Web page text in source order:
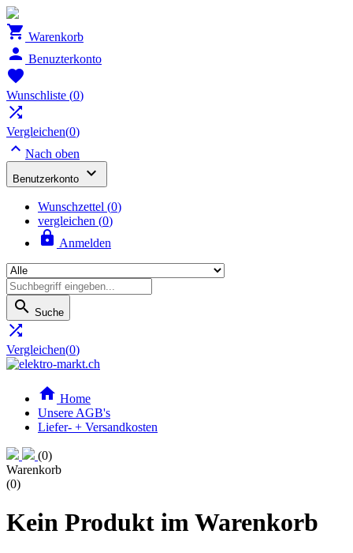
 Warenkorb
 Benuzterkonto

Wunschliste (0)

Vergleichen(0)
 Nach oben
Benutzerkonto 
Wunschzettel (0)
vergleichen (0)
 Anmelden
 Suche

Vergleichen(0)
 Home
Unsere AGB's
Liefer- + Versandkosten
(0)
Warenkorb
(0)
Kein Produkt im Warenkorb